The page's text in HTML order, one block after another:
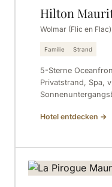
Hilton
Wolmar (Flic en
Familie Strand
5-Sterne
Privatstrand, Spa,
Hotel entdecken →